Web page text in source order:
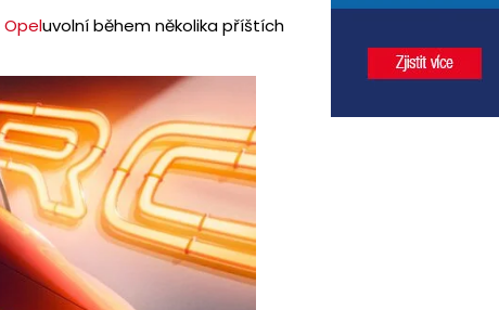
Opeluvolní během několika příštích